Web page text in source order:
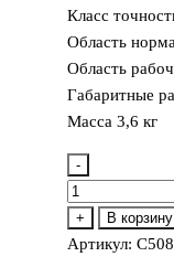
Класс
Область
Область
Габаритные
Масса 3,6 кг
-
Количество
товара
С508
+ В корзину
Артикул:С508